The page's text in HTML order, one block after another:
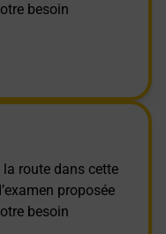
besoin
route dans cette
proposée
besoin